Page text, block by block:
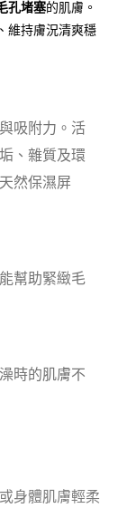
孔堵塞的肌膚。
維持膚況清爽穩
吸附力。活
、雜質及環
然保濕屏
幫助緊緻毛
時的肌膚不
身體肌膚輕柔